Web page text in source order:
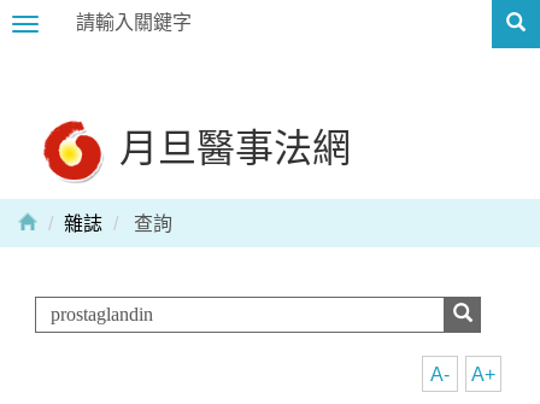
Toggle
月旦醫事法網
雜誌 查詢
A+
A-